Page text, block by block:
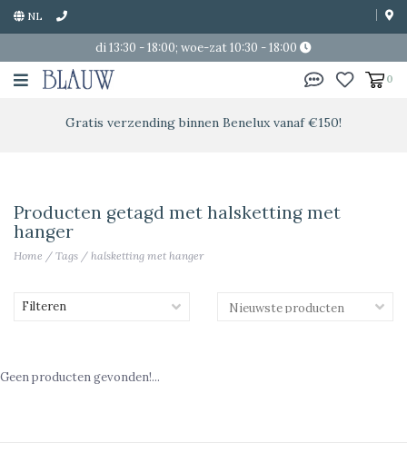
NL
di 13:30 - 18:00; woe-zat 10:30 - 18:00
0
Gratis verzending binnen Benelux vanaf €150!
Producten getagd met halsketting met
hanger
Home / Tags / halsketting met hanger
Filteren
Geen producten gevonden!...